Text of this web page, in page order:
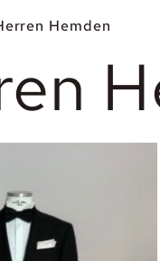
Hemden